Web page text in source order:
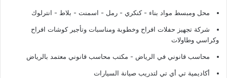
محل ومبسط مواد بناء - كنكري - رمل - اسمنت - بلاط - انترلوك
شركة تجهيز حفلات افراح وخطوبة ومناسبات وتأجير كوشات افراح
وكراسي وطاولات
محاسب قانوني في الرياض - مكتب محاسب قانوني معتمد بالرياض
أكاديمية تي أي تي لتدريب صيانة السيارات